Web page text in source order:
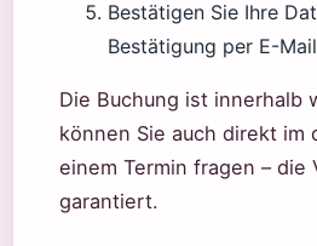
Bestätigen Sie Ihre
Bestätigung per E-
Die Buchung ist innerhalb
können Sie auch direkt
einem Termin fragen –
garantiert.